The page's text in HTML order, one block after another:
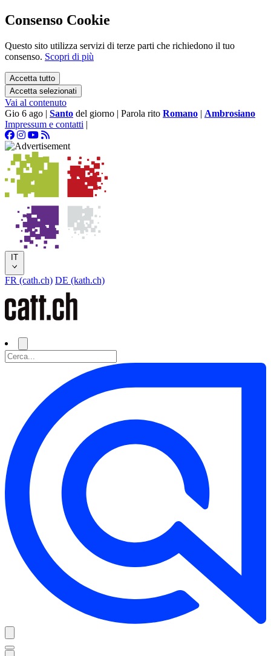
Consenso Cookie
Questo sito utilizza servizi di terze parti che richiedono il tuo
consenso. Scopri di più
Accetta tutto
Accetta selezionati
Vai al contenuto
Gio 6 ago | Santo del giorno | Parola rito Romano | Ambrosiano
Impressum e contatti |
IT
FR (cath.ch) DE (kath.ch)